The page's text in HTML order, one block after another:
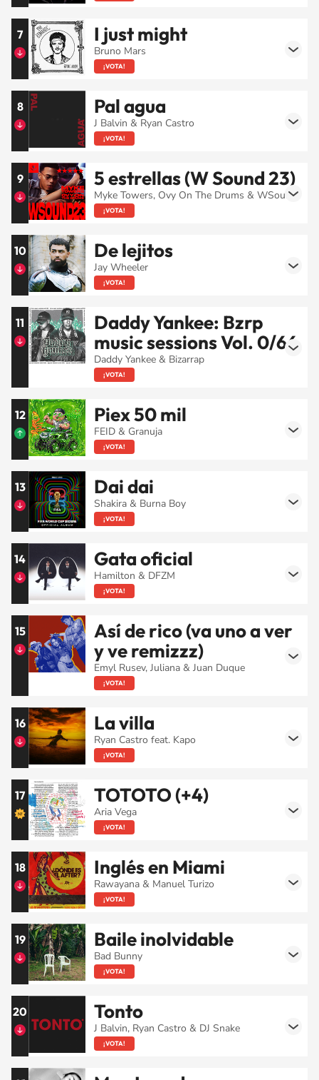
7 I just might
Bruno Mars
¡VOTA!
8 Pal agua
J Balvin & Ryan Castro
¡VOTA!
9 5 estrellas (W Sound 23)
Myke Towers, Ovy On The Drums & WSound
¡VOTA!
10 De lejitos
Jay Wheeler
¡VOTA!
11
Daddy Yankee: Bzrp
music sessions Vol. 0/66
Daddy Yankee & Bizarrap
¡VOTA!
12 Piex 50 mil
FEID & Granuja
¡VOTA!
13 Dai dai
Shakira & Burna Boy
¡VOTA!
14 Gata oficial
Hamilton & DFZM
¡VOTA!
15
Así de rico (va uno a ver
y ve remizzz)
Emyl Rusev, Juliana & Juan Duque
¡VOTA!
16 La villa
Ryan Castro feat. Kapo
¡VOTA!
17 TOTOTO (+4)
Aria Vega
¡VOTA!
18 Inglés en Miami
Rawayana & Manuel Turizo
¡VOTA!
19 Baile inolvidable
Bad Bunny
¡VOTA!
20 Tonto
J Balvin, Ryan Castro & DJ Snake
¡VOTA!